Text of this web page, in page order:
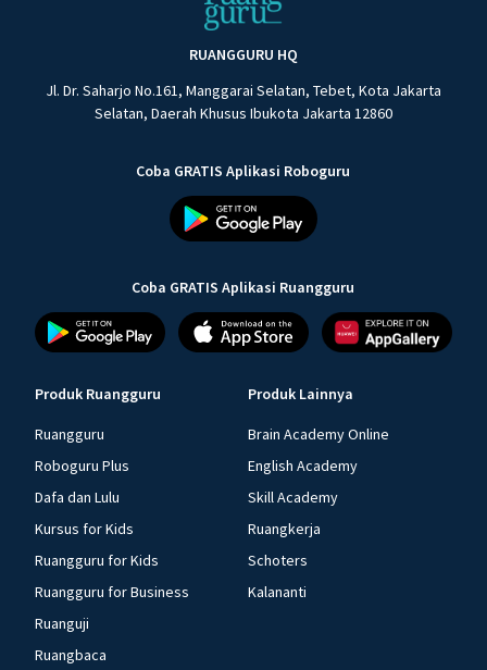
RUANGGURU HQ
Jl. Dr. Saharjo No.161, Manggarai Selatan, Tebet, Kota Jakarta
Selatan, Daerah Khusus Ibukota Jakarta 12860
Coba GRATIS Aplikasi Roboguru
Coba GRATIS Aplikasi Ruangguru
Produk Ruangguru
Ruangguru
Roboguru Plus
Dafa dan Lulu
Kursus for Kids
Ruangguru for Kids
Ruangguru for Business
Ruanguji
Ruangbaca
Produk Lainnya
Brain Academy Online
English Academy
Skill Academy
Ruangkerja
Schoters
Kalananti